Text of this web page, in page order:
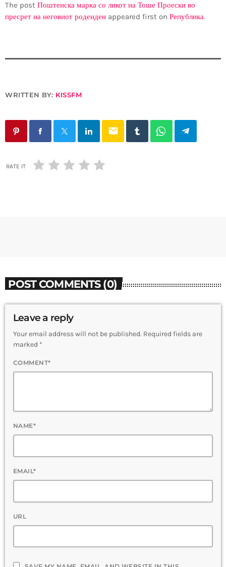
The post Поштенска марка со ликот на Тоше Проески во
пресрет на неговиот роденден appeared first on Република.
WRITTEN BY: KISSFM
email
RATE IT
POST COMMENTS (0)
Leave a reply
Your email address will not be published. Required fields are
marked *
COMMENT*
NAME*
EMAIL*
URL